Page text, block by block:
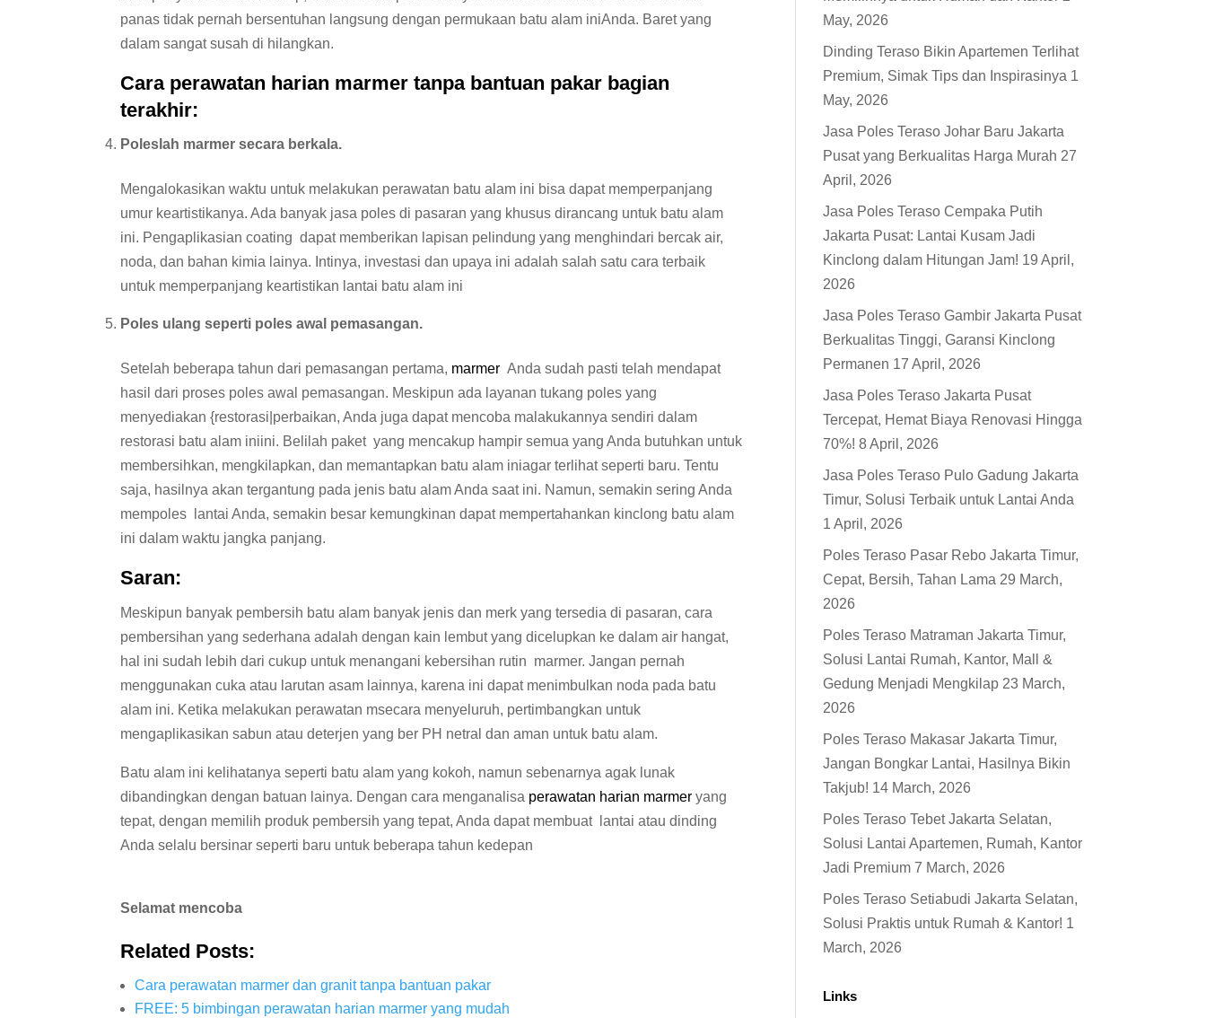
panas tidak pernah bersentuhan langsung dengan permukaan batu alam iniAnda. Baret yang
dalam sangat susah di hilangkan.
Cara perawatan harian marmer tanpa bantuan pakar bagian
terakhir:
Poleslah marmer secara berkala.
Mengalokasikan waktu untuk melakukan perawatan batu alam ini bisa dapat memperpanjang
umur keartistikanya. Ada banyak jasa poles di pasaran yang khusus dirancang untuk batu alam
ini. Pengaplikasian coating dapat memberikan lapisan pelindung yang menghindari bercak air,
noda, dan bahan kimia lainya. Intinya, investasi dan upaya ini adalah salah satu cara terbaik
untuk memperpanjang keartistikan lantai batu alam ini
Poles ulang seperti poles awal pemasangan.
Setelah beberapa tahun dari pemasangan pertama, marmer Anda sudah pasti telah mendapat
hasil dari proses poles awal pemasangan. Meskipun ada layanan tukang poles yang
menyediakan {restorasi|perbaikan, Anda juga dapat mencoba malakukannya sendiri dalam
restorasi batu alam iniini. Belilah paket yang mencakup hampir semua yang Anda butuhkan untuk
membersihkan, mengkilapkan, dan memantapkan batu alam iniagar terlihat seperti baru. Tentu
saja, hasilnya akan tergantung pada jenis batu alam Anda saat ini. Namun, semakin sering Anda
mempoles lantai Anda, semakin besar kemungkinan dapat mempertahankan kinclong batu alam
ini dalam waktu jangka panjang.
Saran:
Meskipun banyak pembersih batu alam banyak jenis dan merk yang tersedia di pasaran, cara
pembersihan yang sederhana adalah dengan kain lembut yang dicelupkan ke dalam air hangat,
hal ini sudah lebih dari cukup untuk menangani kebersihan rutin marmer. Jangan pernah
menggunakan cuka atau larutan asam lainnya, karena ini dapat menimbulkan noda pada batu
alam ini. Ketika melakukan perawatan msecara menyeluruh, pertimbangkan untuk
mengaplikasikan sabun atau deterjen yang ber PH netral dan aman untuk batu alam.
Batu alam ini kelihatanya seperti batu alam yang kokoh, namun sebenarnya agak lunak
dibandingkan dengan batuan lainya. Dengan cara menganalisa perawatan harian marmer yang
tepat, dengan memilih produk pembersih yang tepat, Anda dapat membuat lantai atau dinding
Anda selalu bersinar seperti baru untuk beberapa tahun kedepan
Selamat mencoba
Related Posts:
Cara perawatan marmer dan granit tanpa bantuan pakar
FREE: 5 bimbingan perawatan harian marmer yang mudah
May, 2026
Dinding Teraso Bikin Apartemen Terlihat
Premium, Simak Tips dan Inspirasinya 1
May, 2026
Jasa Poles Teraso Johar Baru Jakarta
Pusat yang Berkualitas Harga Murah 27
April, 2026
Jasa Poles Teraso Cempaka Putih
Jakarta Pusat: Lantai Kusam Jadi
Kinclong dalam Hitungan Jam! 19 April,
2026
Jasa Poles Teraso Gambir Jakarta Pusat
Berkualitas Tinggi, Garansi Kinclong
Permanen 17 April, 2026
Jasa Poles Teraso Jakarta Pusat
Tercepat, Hemat Biaya Renovasi Hingga
70%! 8 April, 2026
Jasa Poles Teraso Pulo Gadung Jakarta
Timur, Solusi Terbaik untuk Lantai Anda
1 April, 2026
Poles Teraso Pasar Rebo Jakarta Timur,
Cepat, Bersih, Tahan Lama 29 March,
2026
Poles Teraso Matraman Jakarta Timur,
Solusi Lantai Rumah, Kantor, Mall &
Gedung Menjadi Mengkilap 23 March,
2026
Poles Teraso Makasar Jakarta Timur,
Jangan Bongkar Lantai, Hasilnya Bikin
Takjub! 14 March, 2026
Poles Teraso Tebet Jakarta Selatan,
Solusi Lantai Apartemen, Rumah, Kantor
Jadi Premium 7 March, 2026
Poles Teraso Setiabudi Jakarta Selatan,
Solusi Praktis untuk Rumah & Kantor! 1
March, 2026
Links